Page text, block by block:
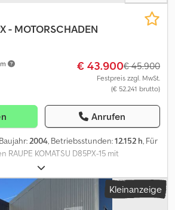
- MOTORSCHADEN
€ 43.900€ 45.900
Festpreis zzgl. MwSt.
(€ 52.241 brutto)
Anrufen
2004, Betriebsstunden:12.152 h, Für
KOMATSU D85PX-15 mit
ca. 27.550 kg Baujahr: 2004 -
h Klimaanlage Crodpsyl D Ibofx Af Ref
910 mm Maschinenbreite : ca.
Zwischenverkauf und Irrtümer sind
Kleinanzeige